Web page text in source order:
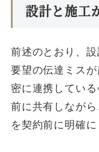
設計と施工
前述のとおり、
要望の伝達ミス
密に連携してい
前に共有しながら
を契約前に明確